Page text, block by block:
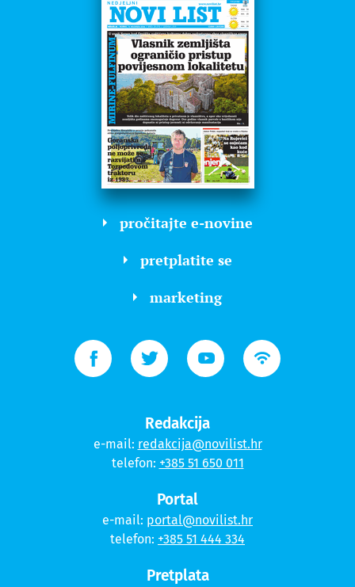
pročitajte e-novine
pretplatite se
marketing
Redakcija
e-mail: redakcija@novilist.hr
telefon: +385 51 650 011
Portal
e-mail: portal@novilist.hr
telefon: +385 51 444 334
Pretplata